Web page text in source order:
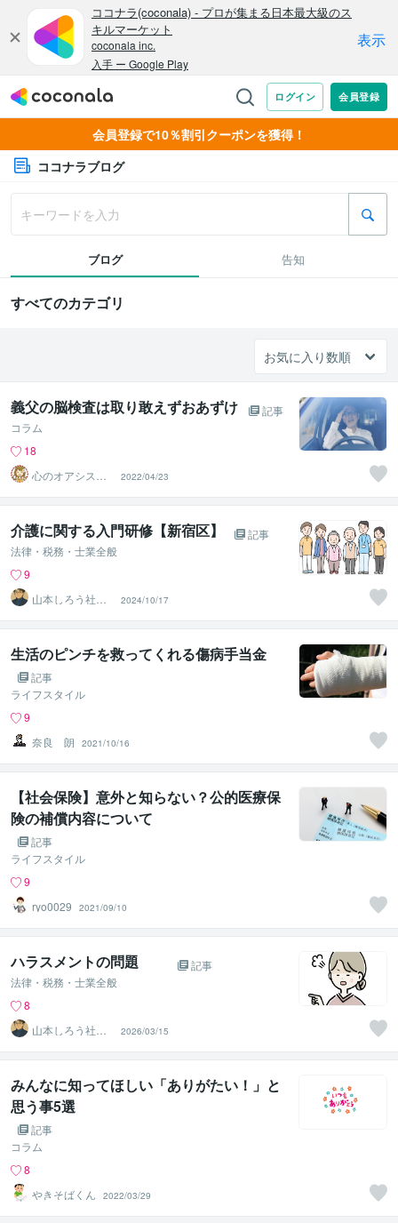
会員登録で10％割引クーポンを獲得！
ココナラブログ
ブログ 告知
すべてのカテゴリ
義父の脳検査は取り敢えずおあずけ
記事
コラム
18
心のオアシスま
どかの部屋
2022/04/23
介護に関する入門研修【新宿区】
記事
法律・税務・士業全般
9
山本しろう社労
士事務所
2024/10/17
生活のピンチを救ってくれる傷病手当金
記事
ライフスタイル
9
奈良 朗
2021/10/16
【社会保険】意外と知らない？公的医療保
険の補償内容について
記事
ライフスタイル
9
ryo0029
2021/09/10
ハラスメントの問題
記事
法律・税務・士業全般
8
山本しろう社労
士事務所
2026/03/15
みんなに知ってほしい「ありがたい！」と
思う事5選
記事
コラム
8
やきそばくん
2022/03/29